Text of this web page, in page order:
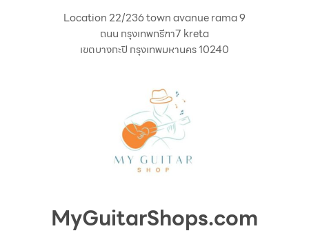
MyGuitarShops.com
Location 22/236 town avanue rama 9
ถนน กรุงเทพกรีฑา7 kreta
เขตบางกะปิ กรุงเทพมหานคร 10240